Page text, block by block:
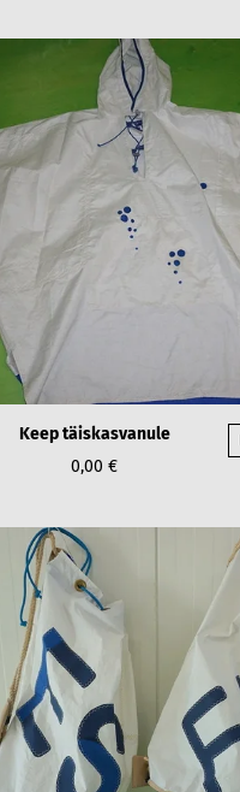
Keep täiskasvanule
0,00 €